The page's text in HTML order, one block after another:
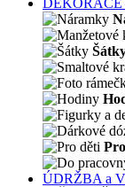
DEKORACE
ÚDRŽBA a